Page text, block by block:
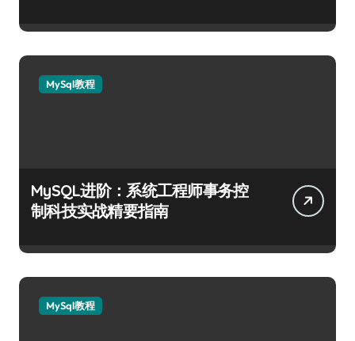
MySql教程
MySQL进阶：系统工程师事务控
制科技实战精要指南
MySql教程